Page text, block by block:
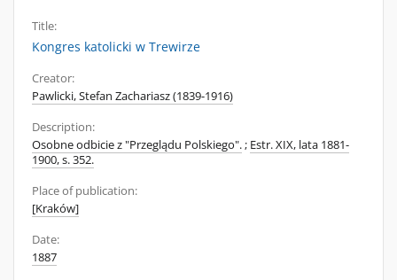
Title:
Kongres katolicki w Trewirze
Creator:
Pawlicki, Stefan Zachariasz (1839-1916)
Description:
Osobne odbicie z "Przeglądu Polskiego".; Estr. XIX, lata 1881-
1900, s. 352.
Place of publication:
[Kraków]
Date:
1887